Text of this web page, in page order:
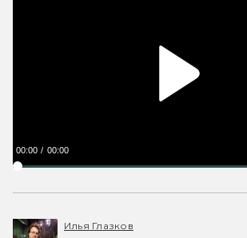
00:00 00:00
Илья Глазков